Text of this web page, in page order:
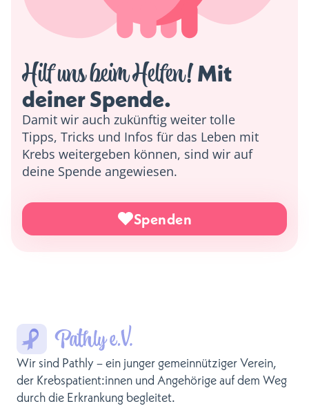
Hilf uns beim Helfen! Mit
deiner Spende.
Damit wir auch zukünftig weiter tolle
Tipps, Tricks und Infos für das Leben mit
Krebs weitergeben können, sind wir auf
deine Spende angewiesen.
Spenden
Wir sind Pathly – ein junger gemeinnütziger Verein,
der Krebspatient:innen und Angehörige auf dem Weg
durch die Erkrankung begleitet.